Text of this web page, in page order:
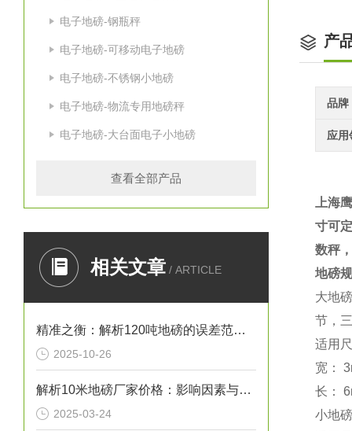
电子地磅-钢瓶秤
电子地磅-可移动电子地磅
电子地磅-不锈钢小地磅
电子地磅-物流专用地磅秤
电子地磅-大台面电子小地磅
查看全部产品
相关文章 / ARTICLE
精准之衡：解析120吨地磅的误差范围与管理实践
2025-10-26
解析10米地磅厂家价格：影响因素与市场行情
2025-03-24
产
品牌
应用
上海
寸可
数秤
地磅
大地
节，
适用
宽：
长：
小地